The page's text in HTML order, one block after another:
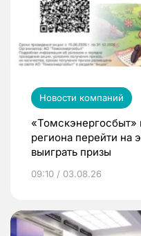
Новости компаний
«Томскэнергосбыт»
региона перейти на
выиграть призы
09:10 / 03.08.26